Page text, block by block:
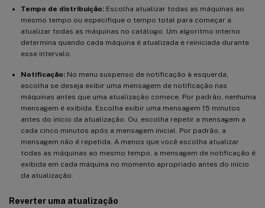
Tempo de distribuição: Escolha atualizar todas as máquinas ao
mesmo tempo ou especifique o tempo total para começar a
atualizar todas as máquinas no catálogo. Um algoritmo interno
determina quando cada máquina é atualizada e reiniciada durante
esse intervalo.
Notificação: No menu suspenso de notificação à esquerda,
escolha se deseja exibir uma mensagem de notificação nas
máquinas antes que uma atualização comece. Por padrão, nenhuma
mensagem é exibida. Escolha exibir uma mensagem 15 minutos
antes do início da atualização. Ou, escolha repetir a mensagem a
cada cinco minutos após a mensagem inicial. Por padrão, a
mensagem não é repetida. A menos que você escolha atualizar
todas as máquinas ao mesmo tempo, a mensagem de notificação é
exibida em cada máquina no momento apropriado antes do início
da atualização.
Reverter uma atualização